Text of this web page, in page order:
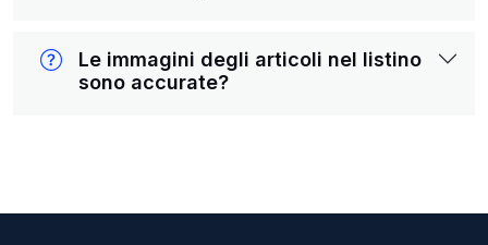
Le immagini degli articoli nel listino
sono accurate?